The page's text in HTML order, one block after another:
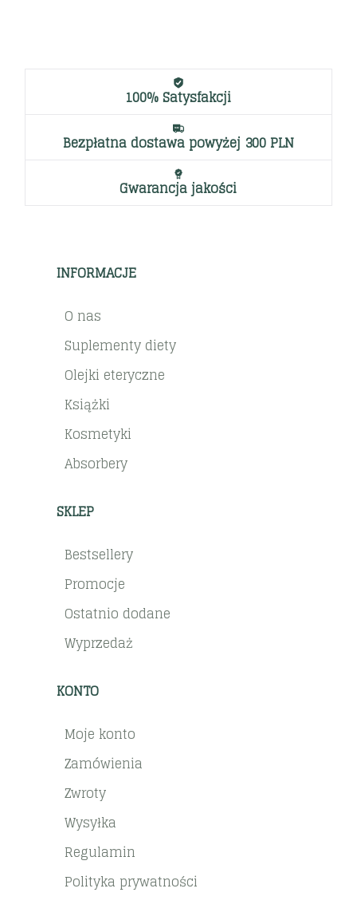
100% Satysfakcji
Bezpłatna dostawa powyżej 300 PLN
Gwarancja jakości
INFORMACJE
O nas
Suplementy diety
Olejki eteryczne
Książki
Kosmetyki
Absorbery
SKLEP
Bestsellery
Promocje
Ostatnio dodane
Wyprzedaż
KONTO
Moje konto
Zamówienia
Zwroty
Wysyłka
Regulamin
Polityka prywatności